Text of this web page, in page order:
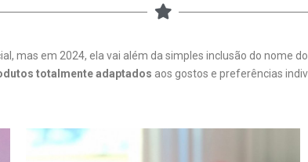
mas em 2024, ela vai além da simples inclusão do nome
totalmente adaptados aos gostos e preferências